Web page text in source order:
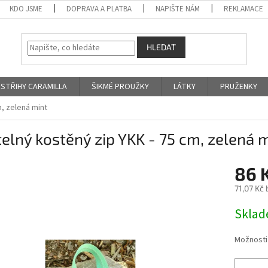
KDO JSME DOPRAVA A PLATBA NAPIŠTE NÁM REKLAMACE
HLEDAT
STŘIHY CARAMILLA ŠIKMÉ PROUŽKY LÁTKY PRUŽENKY
zelená mint
kostěný zip YKK - 75 cm, zelená
86
71,07 Kč
cena: